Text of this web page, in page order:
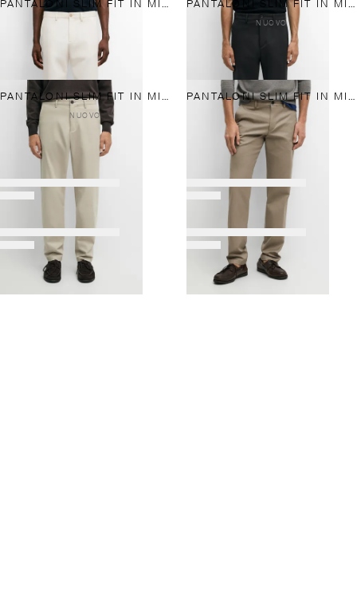
PANTALONI SLIM FIT IN MISTO COTONE PANTALONI SLIM FIT IN MISTO COTONE
NUOVO
PANTALONI SLIM FIT IN MISTO COTONE
NUOVO
PANTALONI SLIM FIT IN MISTO COTONE